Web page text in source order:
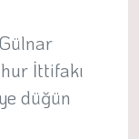
İttifakı
düğün